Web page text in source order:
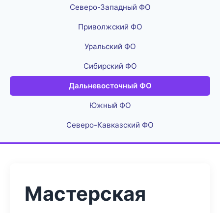
Северо-Западный ФО
Приволжский ФО
Уральский ФО
Сибирский ФО
Дальневосточный ФО
Южный ФО
Северо-Кавказский ФО
Мастерская